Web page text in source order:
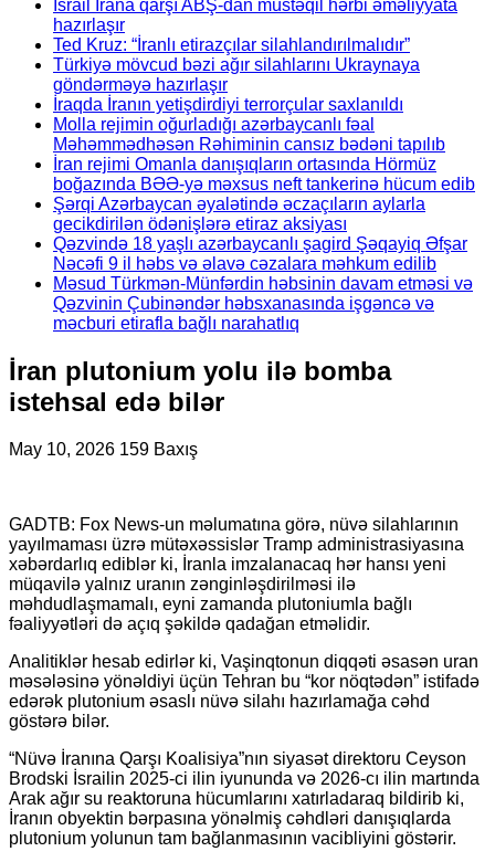
İsrail İrana qarşı ABŞ-dan müstəqil hərbi əməliyyata
hazırlaşır
Ted Kruz: “İranlı etirazçılar silahlandırılmalıdır”
Türkiyə mövcud bəzi ağır silahlarını Ukraynaya
göndərməyə hazırlaşır
İraqda İranın yetişdirdiyi terrorçular saxlanıldı
Molla rejimin oğurladığı azərbaycanlı fəal
Məhəmmədhəsən Rəhiminin cansız bədəni tapılıb
İran rejimi Omanla danışıqların ortasında Hörmüz
boğazında BƏƏ-yə məxsus neft tankerinə hücum edib
Şərqi Azərbaycan əyalətində əczaçıların aylarla
gecikdirilən ödənişlərə etiraz aksiyası
Qəzvində 18 yaşlı azərbaycanlı şagird Şəqayiq Əfşar
Nəcəfi 9 il həbs və əlavə cəzalara məhkum edilib
Məsud Türkmən-Münfərdin həbsinin davam etməsi və
Qəzvinin Çubinəndər həbsxanasında işgəncə və
məcburi etirafla bağlı narahatlıq
İran plutonium yolu ilə bomba
istehsal edə bilər
May 10, 2026 159 Baxış
GADTB: Fox News-un məlumatına görə, nüvə silahlarının
yayılmaması üzrə mütəxəssislər Tramp administrasiyasına
xəbərdarlıq ediblər ki, İranla imzalanacaq hər hansı yeni
müqavilə yalnız uranın zənginləşdirilməsi ilə
məhdudlaşmamalı, eyni zamanda plutoniumla bağlı
fəaliyyətləri də açıq şəkildə qadağan etməlidir.
Analitiklər hesab edirlər ki, Vaşinqtonun diqqəti əsasən uran
məsələsinə yönəldiyi üçün Tehran bu “kor nöqtədən” istifadə
edərək plutonium əsaslı nüvə silahı hazırlamağa cəhd
göstərə bilər.
“Nüvə İranına Qarşı Koalisiya”nın siyasət direktoru Ceyson
Brodski İsrailin 2025-ci ilin iyununda və 2026-cı ilin martında
Arak ağır su reaktoruna hücumlarını xatırladaraq bildirib ki,
İranın obyektin bərpasına yönəlmiş cəhdləri danışıqlarda
plutonium yolunun tam bağlanmasının vacibliyini göstərir.